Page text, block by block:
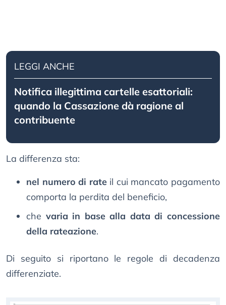
LEGGI ANCHE
Notifica illegittima cartelle esattoriali:
quando la Cassazione dà ragione al
contribuente
La differenza sta:
nel numero di rateil cui mancato pagamento
comporta la perdita del beneficio,
che varia in base alla data di concessione
della rateazione.
Di seguito si riportano le regole di decadenza
differenziate.